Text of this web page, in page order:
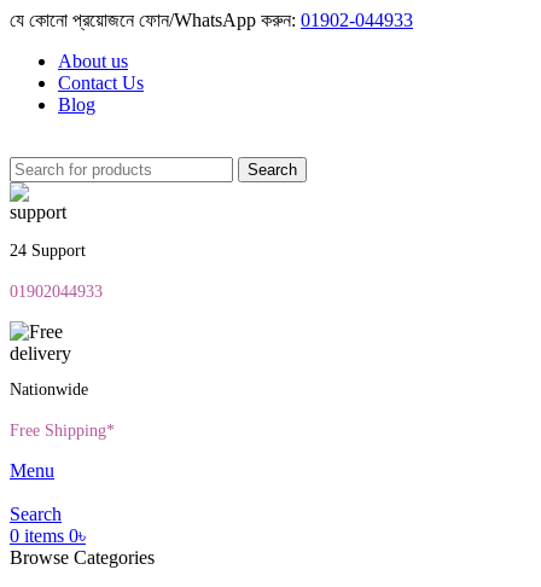
যে কোনো প্রয়োজনে ফোন/WhatsApp করুন: 01902-044933
About us
Contact Us
Blog
Search
24 Support
01902044933
Nationwide
Free Shipping*
Menu
Search
0 items 0৳
Browse Categories